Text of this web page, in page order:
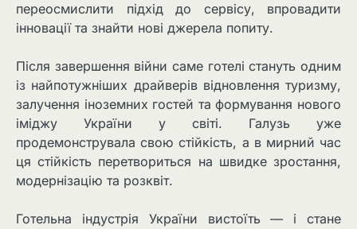
переосмислити підхід до сервісу, впровадити
інновації та знайти нові джерела попиту.
Після завершення війни саме готелі стануть одним
із найпотужніших драйверів відновлення туризму,
залучення іноземних гостей та формування нового
іміджу України у світі. Галузь уже
продемонструвала свою стійкість, а в мирний час
ця стійкість перетвориться на швидке зростання,
модернізацію та розквіт.
Готельна індустрія України вистоїть — і стане